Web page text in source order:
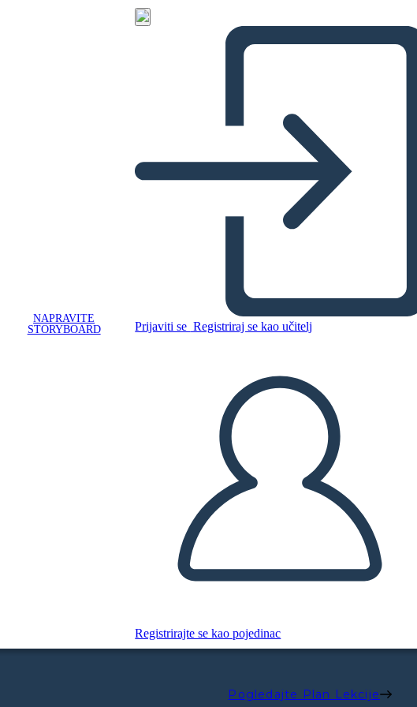
NAPRAVITE
STORYBOARD
Prijaviti se Registriraj se kao učitelj
Registrirajte se kao pojedinac
Pogledajte Plan Lekcije